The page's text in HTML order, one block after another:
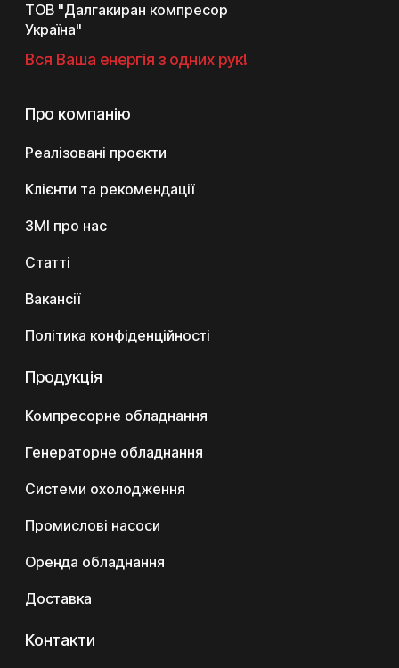
ТОВ "Далгакиран компресор
Україна"
Вся Ваша енергія з одних рук!
Про компанію
Реалізовані проєкти
Клієнти та рекомендації
ЗМІ про нас
Статті
Вакансії
Політика конфіденційності
Продукція
Компресорне обладнання
Генераторне обладнання
Системи охолодження
Промислові насоси
Оренда обладнання
Доставка
Контакти